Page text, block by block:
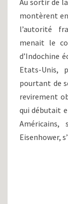
montèrent
l’autorité
menait le
d’Indochine
Etats-Unis,
pourtant de
revirement
qui débutait
Eisenhower,